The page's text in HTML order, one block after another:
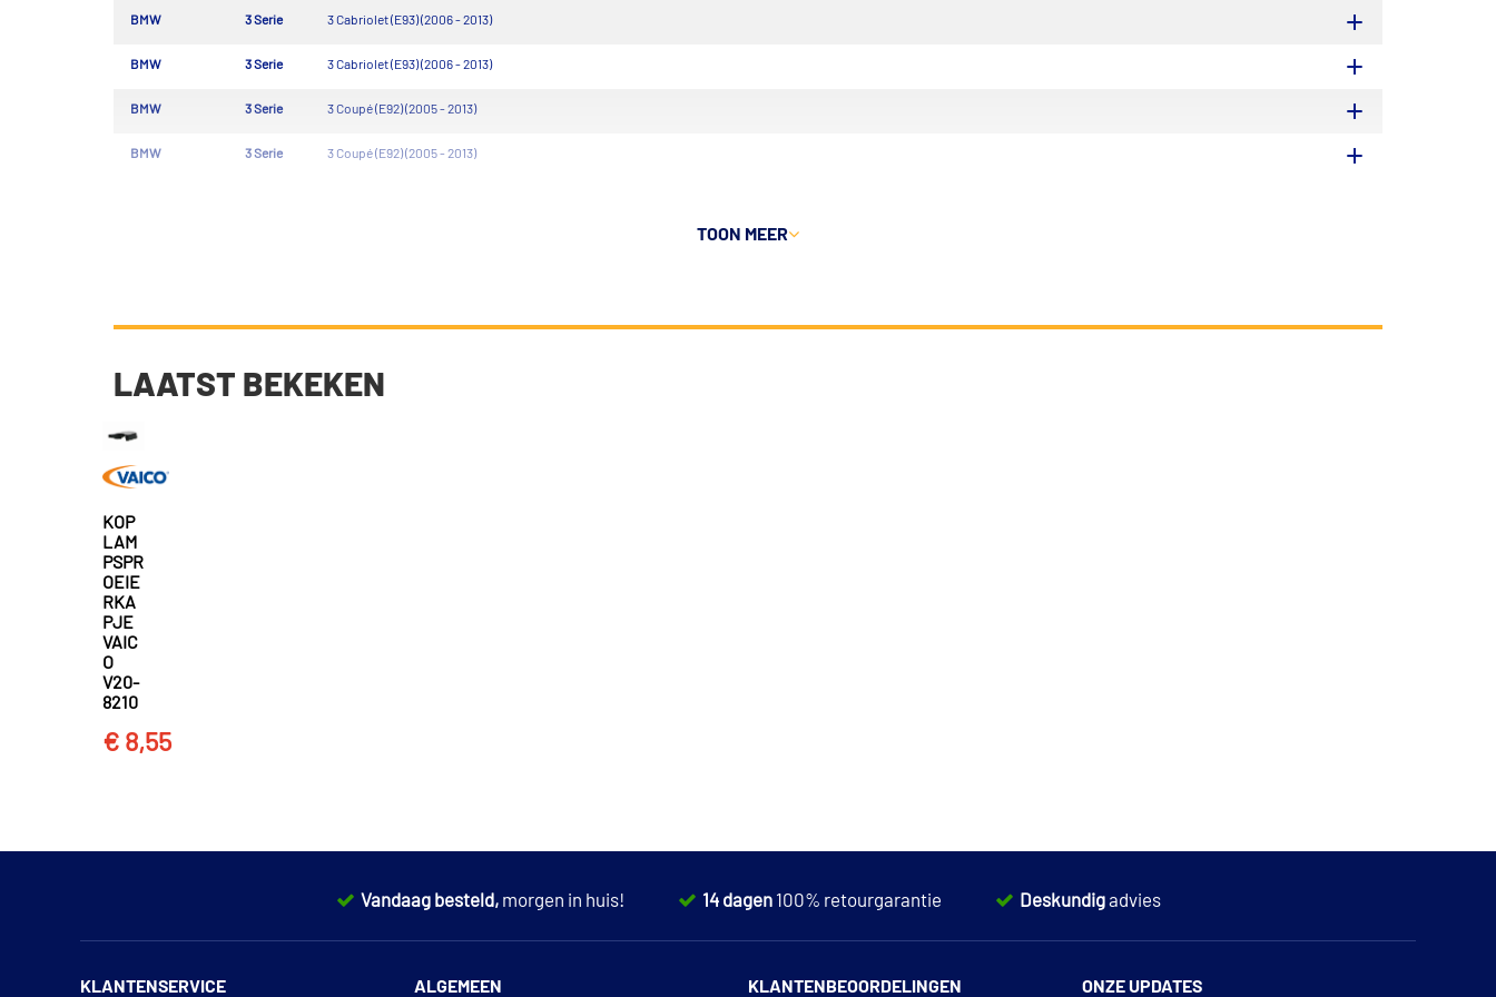
BMW 3 Serie 3 Cabriolet (E93) (2006 - 2013)
BMW 3 Serie 3 Cabriolet (E93) (2006 - 2013)
BMW 3 Serie 3 Coupé (E92) (2005 - 2013)
BMW 3 Serie 3 Coupé (E92) (2005 - 2013)
TOON MEER
LAATST BEKEKEN
KOP
LAM
PSPR
OEIE
RKA
PJE
VAIC
O
V20-
8210
€ 8,55
Vandaag besteld, morgen in huis! 14 dagen 100% retourgarantie Deskundigadvies
KLANTENSERVICE ALGEMEEN KLANTENBEOORDELINGEN ONZE UPDATES